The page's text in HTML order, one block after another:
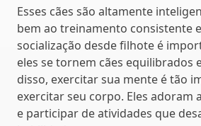
Esses cães são altamente
bem ao treinamento consistente
socialização desde filhote é
eles se tornem cães equilibrados
disso, exercitar sua mente é tão
exercitar seu corpo. Eles adoram
e participar de atividades que